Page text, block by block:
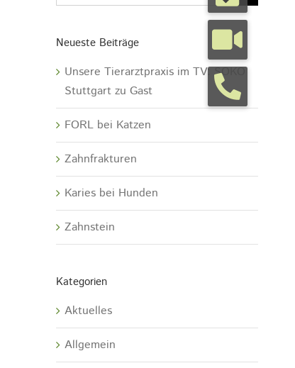
Neueste Beiträge
Unsere Tierarztpraxis im TV: SOKO
Stuttgart zu Gast
FORL bei Katzen
Zahnfrakturen
Karies bei Hunden
Zahnstein
Kategorien
Aktuelles
Allgemein